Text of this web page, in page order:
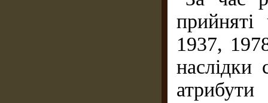
прийняті
1937,
наслідки